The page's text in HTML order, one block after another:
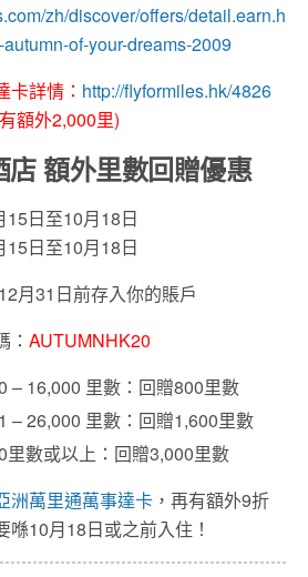
zh/discover/offers/detail.earn.h
of-your-dreams-2009
卡詳情： http://flyformiles.hk/4826
額外2,000里)
額外里數回贈優惠
日至10月18日
日至10月18日
月31日前存入你的賬戶
AUTUMNHK20
– 16,000 里數：回贈800里數
– 26,000 里數：回贈1,600里數
里數或以上：回贈3,000里數
洲萬里通萬事達卡 ，再有額外9折
10月18日或之前入住！